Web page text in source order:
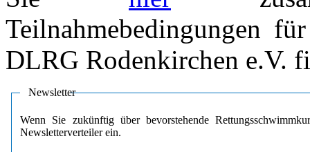
Teilnahmebedingungen
DLRG Rodenkirchen e.V.
Newsletter
Wenn Sie zukünftig über bevorstehende
Newsletterverteiler ein.